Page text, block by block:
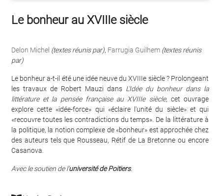
Le bonheur au XVIIIe siècle
Delon Michel (textes réunis par), Farrugia Guilhem (textes réunis
par)
Le bonheur a-t-il été une idée neuve du XVIIIe siècle ? Prolongeant
les travaux de Robert Mauzi dans L'Idée du bonheur dans la
littérature et la pensée française au XVIIIe siècle, cet ouvrage
explore cette «idée-force» qui «éclaire l'unité du siècle» et qui
«recouvre toutes les contradictions du temps». De la littérature à
la politique, la notion complexe de «bonheur» est approchée chez
des auteurs tels que Rousseau, Rétif de La Bretonne ou encore
Casanova.
Avec le soutien de l'université de Poitiers.